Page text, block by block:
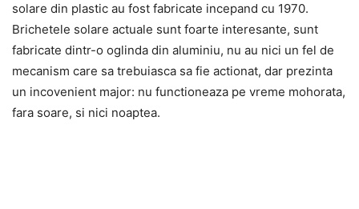
solare din plastic au fost fabricate incepand cu 1970.
Brichetele solare actuale sunt foarte interesante, sunt
fabricate dintr-o oglinda din aluminiu, nu au nici un fel de
mecanism care sa trebuiasca sa fie actionat, dar prezinta
un incovenient major: nu functioneaza pe vreme mohorata,
fara soare, si nici noaptea.